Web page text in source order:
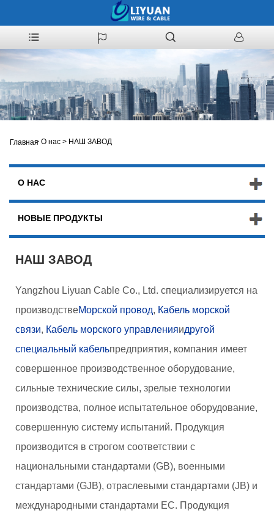
Главная
> О нас > НАШ ЗАВОД
О НАС
НОВЫЕ ПРОДУКТЫ
НАШ ЗАВОД
Yangzhou Liyuan Cable Co., Ltd. специализируется на
производствеМорской провод, Кабель морской
связи, Кабель морского управленияидругой
специальный кабельпредприятия, компания имеет
совершенное производственное оборудование,
сильные технические силы, зрелые технологии
производства, полное испытательное оборудование,
совершенную систему испытаний. Продукция
производится в строгом соответствии с
национальными стандартами (GB), военными
стандартами (GJB), отраслевыми стандартами (JB) и
международными стандартами ЕС. Продукция